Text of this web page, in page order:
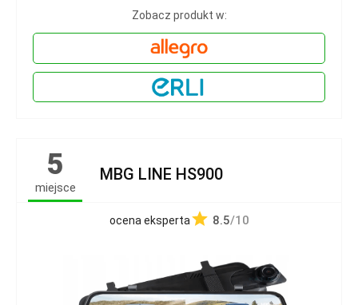
Zobacz produkt w:
5
miejsce
MBG LINE HS900
ocena eksperta 8.5/10